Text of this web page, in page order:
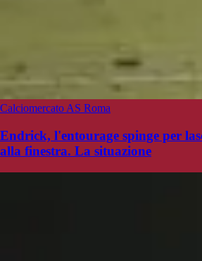
Calciomercato AS Roma
Endrick, l'entourage spinge per
alla finestra. La situazione